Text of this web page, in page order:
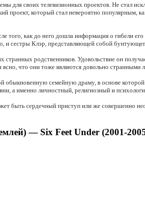
для своих телевизионных проектов. Не стал
который стал невероятно популярным,
как до него дошла информация о гибели
сестры Клэр, представляющей собой
родственников. Удовольствие он
что они тоже являются довольно странными
обыкновенную семейную драму, в основе
а именно личностный, религиозный и
быть сердечный приступ или же совершенно
— Six Feet Under (2001-